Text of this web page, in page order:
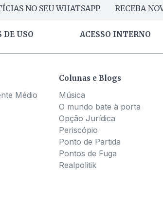
NO SEU WHATSAPP RECEBA
DE USO ACESSO INTERNO
Médio
Colunas e Blogs
Música
O mundo bate à porta
Opção Jurídica
Periscópio
Ponto de Partida
Pontos de Fuga
Realpolitik